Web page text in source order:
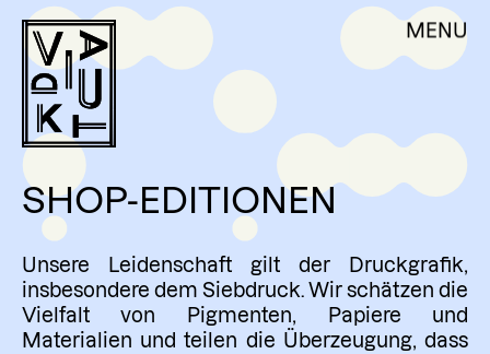
Skip
content
VIADUKT
DE EN
ÜBER UNS
AKTUELLES
WERKSTATTNUTZUNG
AUFTRAGSARBEITEN
WORKSHOPS
RESIDENCY & VOLONTARIAT
KÜNSTLER:INNEN
MENU
SHOP-EDITIONEN
Unsere Leidenschaft gilt der Druckgrafik,
insbesondere dem Siebdruck. Wir schätzen die
Vielfalt von Pigmenten, Papiere und
Materialien und teilen die Überzeugung, dass